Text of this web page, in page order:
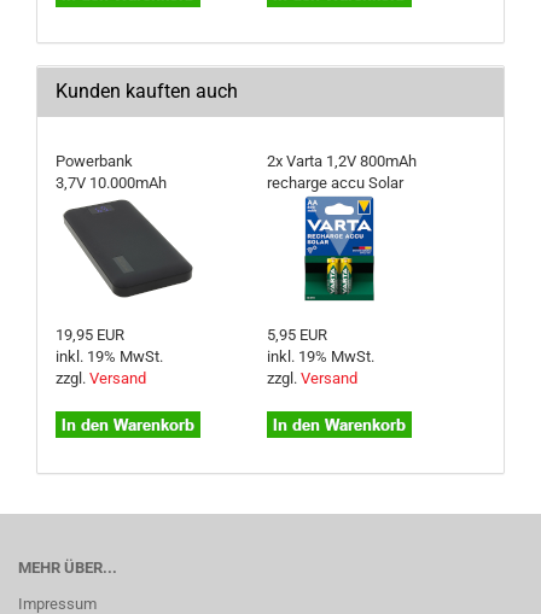
Kunden kauften auch
Powerbank
3,7V 10.000mAh
19,95 EUR
inkl. 19% MwSt.
zzgl. Versand
2x Varta 1,2V 800mAh
recharge accu Solar
5,95 EUR
inkl. 19% MwSt.
zzgl. Versand
MEHR ÜBER...
Impressum